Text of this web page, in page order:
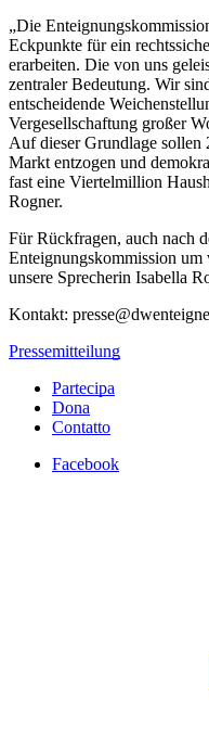
„Die
Eckpunkte für ein
erarbeiten. Die von uns
zentraler Bedeutung. Wir
entscheidende
Vergesellschaftung großer
Auf dieser Grundlage sollen
Markt entzogen und
fast eine Viertelmillion
Rogner.
Für Rückfragen, auch nach
Enteignungskommission um
unsere Sprecherin Isabella
Kontakt:
Pressemitteilung
Partecipa
Dona
Contatto
Facebook